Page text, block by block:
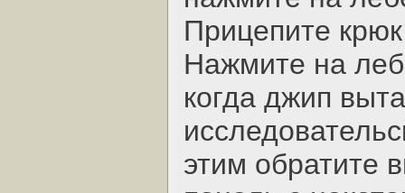
Прицепите
Нажмите на
когда джип
этим обратите